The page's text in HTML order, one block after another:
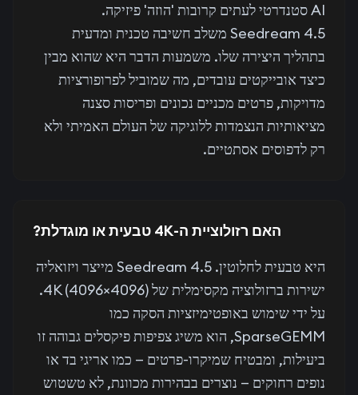
AI סטנדרטי לעתים קרובות 'הוזה' פיזיקה.
Seedream 4.5 משלב חשיבה טכנית ומדעית
בתהליך היצירה שלו. משמעות הדבר היא שהוא מבין
כיצד אובייקטים עובדים, מה שמוביל לפרופורציות
מדויקות, פרטים מכניים נכונים ופריסות סצנה
מציאותיות הנצמדות ללוגיקה של העולם האמיתי ולא
רק לדפוסים אסתטיים.
האם רזולוציית ה-4K טבעית או מוגדלת?
היא טבעית לחלוטין. Seedream 4.5 מייצר ויזואליה
ישירות ברזולוציה מקסימלית של 4K (4096×4096).
על ידי שימוש באופטימיזציות הסקה כמו
SparseGEMM, הוא משיג צפיפות פיקסלים גבוהה זו
ביעילות, ומבטיח שמיקרו-פרטים — כמו אריגי בד או
נופים רחוקים — נוצרים בבהירות מכוונת, לא טשטוש